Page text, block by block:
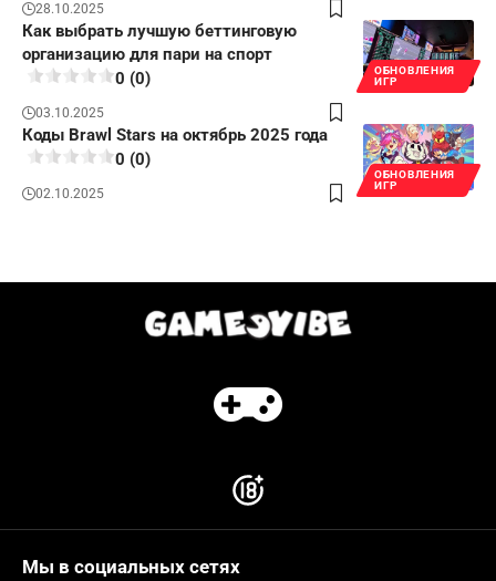
28.10.2025
ОБНОВЛЕНИЯ
ИГР
Как выбрать лучшую беттинговую
организацию для пари на спорт
0 (0)
03.10.2025
ОБНОВЛЕНИЯ
ИГР
Коды Brawl Stars на октябрь 2025 года
0 (0)
02.10.2025
Мы в социальных сетях